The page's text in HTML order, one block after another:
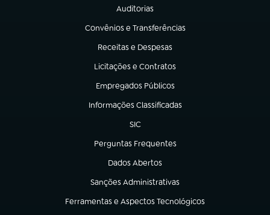
Auditorias
(abre em nova aba)
Convênios e Transferências
(abre em nova aba)
Receitas e Despesas
(abre em nova aba)
Licitações e Contratos
(abre em nova aba)
Empregados Públicos
(abre em nova aba)
Informações Classificadas
(abre em nova aba)
SIC
(abre em nova aba)
Perguntas Frequentes
(abre em nova aba)
Dados Abertos
(abre em nova aba)
Sanções Administrativas
(abre em nova aba)
Ferramentas e Aspectos Tecnológicos
(abre em nova aba)